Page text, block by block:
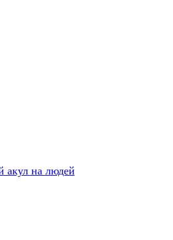
акул на людей